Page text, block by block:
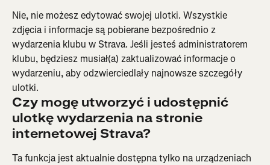
Nie, nie możesz edytować swojej ulotki. Wszystkie
zdjęcia i informacje są pobierane bezpośrednio z
wydarzenia klubu w Strava. Jeśli jesteś administratorem
klubu, będziesz musiał(a) zaktualizować informacje o
wydarzeniu, aby odzwierciedlały najnowsze szczegóły
ulotki.
Czy mogę utworzyć i udostępnić
ulotkę wydarzenia na stronie
internetowej Strava?
Ta funkcja jest aktualnie dostępna tylko na urządzeniach